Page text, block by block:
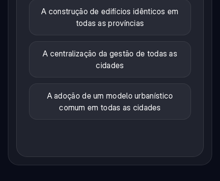
A construção de edifícios idênticos em
todas as províncias
A centralização da gestão de todas as
cidades
A adoção de um modelo urbanístico
comum em todas as cidades